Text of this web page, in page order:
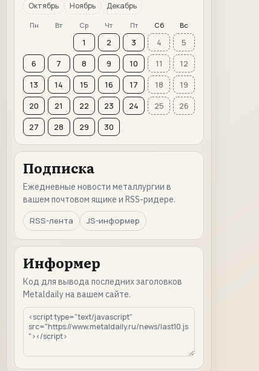
Октябрь
Ноябрь Декабрь
Пн Вт Ср Чт Пт Сб Вс
1 2 3 4
5
6
7 8 9 10 11
12
13
14 15 16 17 18
19
20
21 22 23 24 25
26
27
28 29 30
Подписка
Ежедневные новости металлургии в
вашем почтовом ящике и RSS-ридере.
RSS-лента
JS-информер
Информер
Код для вывода последних заголовков
Metaldaily на вашем сайте.